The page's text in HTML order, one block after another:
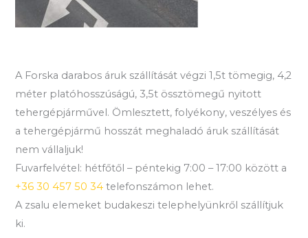
A Forska darabos áruk szállítását végzi 1,5t tömegig, 4,2
méter platóhosszúságú, 3,5t össztömegű nyitott
tehergépjárművel. Ömlesztett, folyékony, veszélyes és
a tehergépjármű hosszát meghaladó áruk szállítását
nem vállaljuk!
Fuvarfelvétel: hétfőtől – péntekig 7:00 – 17:00 között a
+36 30 457 50 34 telefonszámon lehet.
A zsalu elemeket budakeszi telephelyünkről szállítjuk
ki.